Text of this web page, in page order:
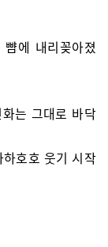
에 내리꽂아졌
는 그대로 바닥
호호 웃기 시작